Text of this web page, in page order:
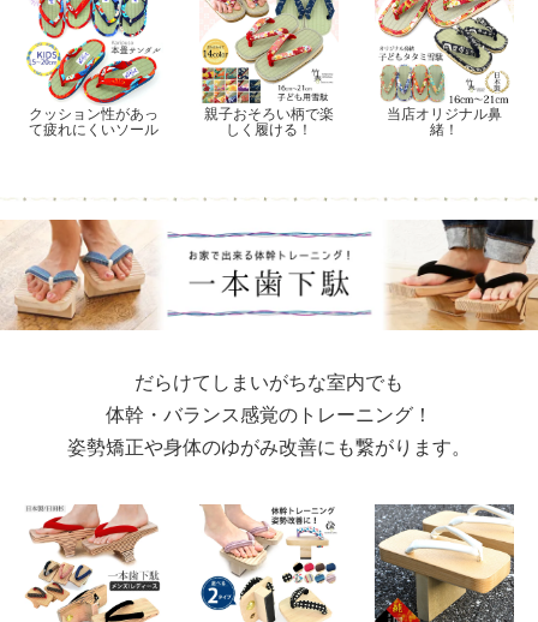
クッション性があっ
て疲れにくいソール
親子おそろい柄で楽
しく履ける！
当店オリジナル鼻
緒！
だらけてしまいがちな室内でも
体幹・バランス感覚のトレーニング！
姿勢矯正や身体のゆがみ改善にも繋がります。